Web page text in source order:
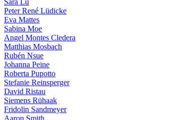
Sara Lu
Peter René Lüdicke
Eva Mattes
Sabina Moe
Angel Montes Cledera
Matthias Mosbach
Rubén Nsue
Johanna Peine
Roberta Pupotto
Stefanie Reinsperger
David Ristau
Siemens Rühaak
Fridolin Sandmeyer